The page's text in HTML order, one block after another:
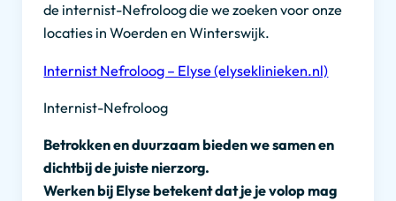
de internist-Nefroloog die we zoeken voor onze
locaties in Woerden en Winterswijk.
Internist Nefroloog – Elyse (elyseklinieken.nl)
Internist-Nefroloog
Betrokken en duurzaam bieden we samen en
dichtbij de juiste nierzorg.
Werken bij Elyse betekent dat je je volop mag